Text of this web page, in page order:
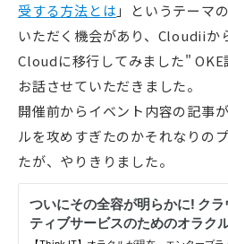
受する方法とは 」というテーマ
いただく機会があり、Cloudiiか
Cloudに移行してみました"
お話させていただきました。
開催前からイベント内容の記事
ルを攻めすぎたのかそれなりの
たが、やりきりました。